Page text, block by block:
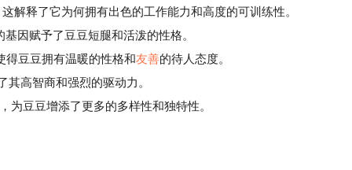
解释了它为何拥有出色的工作能力和高度的可训练性。
基因赋予了豆豆短腿和活泼的性格。
豆豆拥有温暖的性格和友善的待人态度。
其高智商和强烈的驱动力。
豆豆增添了更多的多样性和独特性。